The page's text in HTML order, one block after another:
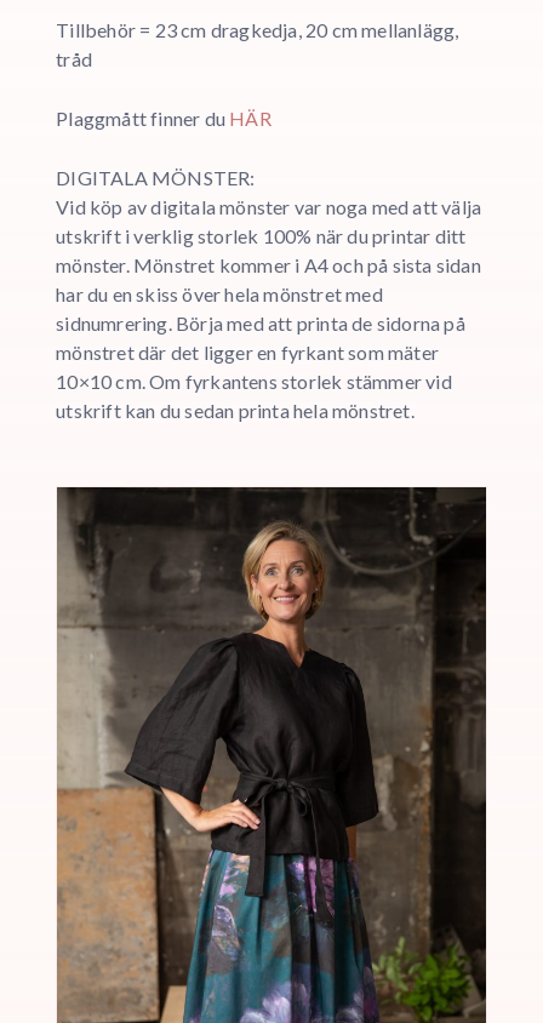
Tillbehör = 23 cm dragkedja, 20 cm mellanlägg,
tråd
Plaggmått finner du HÄR
DIGITALA MÖNSTER:
Vid köp av digitala mönster var noga med att välja
utskrift i verklig storlek 100% när du printar ditt
mönster. Mönstret kommer i A4 och på sista sidan
har du en skiss över hela mönstret med
sidnumrering. Börja med att printa de sidorna på
mönstret där det ligger en fyrkant som mäter
10×10 cm. Om fyrkantens storlek stämmer vid
utskrift kan du sedan printa hela mönstret.